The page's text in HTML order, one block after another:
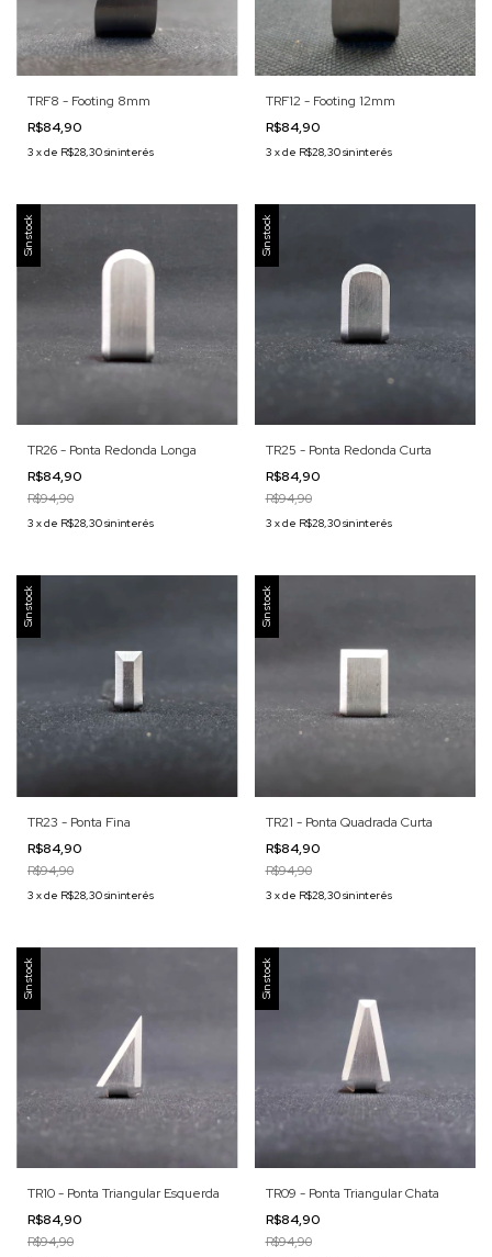
TRF8 - Footing 8mm
R$84,90
3 xde R$28,30sin interés
TRF12 - Footing 12mm
R$84,90
3 xde R$28,30sin interés
Sin stock
TR26 - Ponta Redonda Longa
R$84,90
R$94,90
3 xde R$28,30sin interés
Sin stock
TR25 - Ponta Redonda Curta
R$84,90
R$94,90
3 xde R$28,30sin interés
Sin stock
TR23 - Ponta Fina
R$84,90
R$94,90
3 xde R$28,30sin interés
Sin stock
TR21 - Ponta Quadrada Curta
R$84,90
R$94,90
3 xde R$28,30sin interés
Sin stock
TR10 - Ponta Triangular Esquerda
R$84,90
R$94,90
Sin stock
TR09 - Ponta Triangular Chata
R$84,90
R$94,90